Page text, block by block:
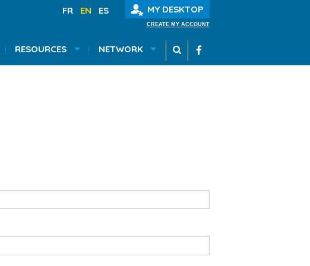
FR EN ES MY DESKTOP
CREATE MY ACCOUNT
RESOURCES NETWORK